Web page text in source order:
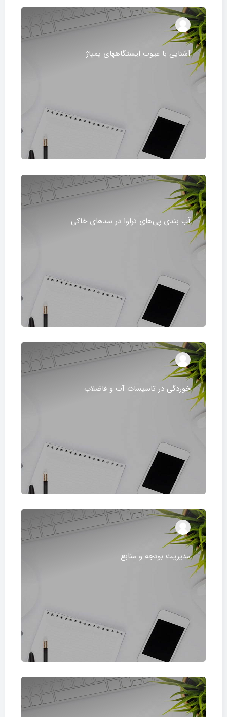
آشنایی با عیوب ایستگاههای پمپاژ
آب بندی پی‌های تراوا در سدهای خاکی
خوردگی در تاسیسات آب و فاضلاب
مدیریت بودجه و منابع